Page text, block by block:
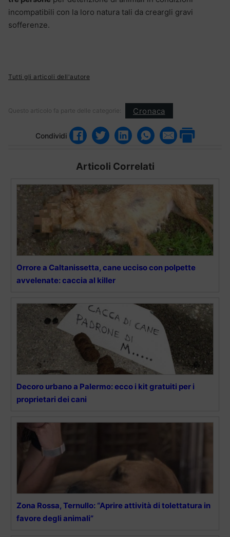
incompatibili con la loro natura tali da creargli gravi
sofferenze.
Tutti gli articoli dell'autore
Questo articolo fa parte delle categorie: Cronaca
Condividi
Articoli Correlati
Orrore a Caltanissetta, cane ucciso con polpette
avvelenate: caccia al killer
Decoro urbano a Palermo: ecco i kit gratuiti per i
proprietari dei cani
Zona Rossa, Ternullo: “Aprire attività di tolettatura in
favore degli animali”